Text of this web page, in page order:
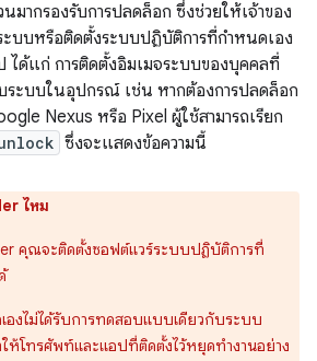
ากรองรับการปลดล็อก ซึ่งช่วยให้เจ้าของ
บบหรือติดตั้งระบบปฏิบัติการที่กําหนดเอง
ได้แก่ การติดตั้งอิมเมจระบบของบุคคลที่
ระบบในอุปกรณ์ เช่น หากต้องการปลดล็อก
Nexus หรือ Pixel ผู้ใช้สามารถเรียก
ซึ่งจะแสดงข้อความนี้
ไหม
คุณจะติดตั้งซอฟต์แวร์ระบบปฏิบัติการที่
งไม่ได้รับการทดสอบแบบเดียวกับระบบ
ห้โทรศัพท์และแอปที่ติดตั้งไว้หยุดทำงานอย่าง